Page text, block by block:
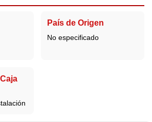
País de Origen
No especificado